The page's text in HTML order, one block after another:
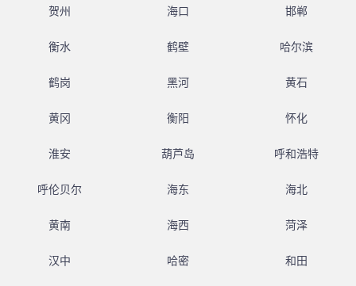
贺州 海口 邯郸
衡水 鹤壁 哈尔滨
鹤岗 黑河 黄石
黄冈 衡阳 怀化
淮安 葫芦岛 呼和浩特
呼伦贝尔 海东 海北
黄南 海西 菏泽
汉中 哈密 和田